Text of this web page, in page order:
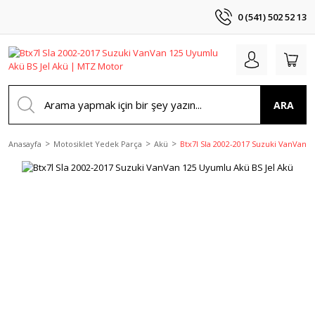
0 (541) 502 52 13
ARA
Anasayfa Motosiklet Yedek Parça Akü Btx7l Sla 2002-2017 Suzuki VanVan